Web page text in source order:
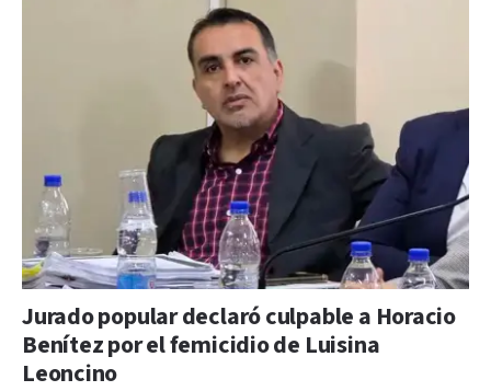
Jurado popular declaró culpable a Horacio
Benítez por el femicidio de Luisina
Leoncino